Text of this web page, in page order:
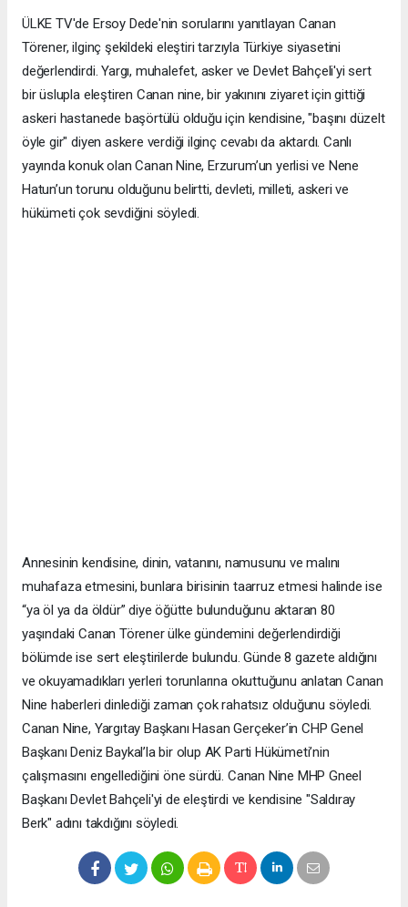
ÜLKE TV'de Ersoy Dede'nin sorularını yanıtlayan Canan
Törener, ilginç şekildeki eleştiri tarzıyla Türkiye siyasetini
değerlendirdi. Yargı, muhalefet, asker ve Devlet Bahçeli'yi sert
bir üslupla eleştiren Canan nine, bir yakınını ziyaret için gittiği
askeri hastanede başörtülü olduğu için kendisine, "başını düzelt
öyle gir" diyen askere verdiği ilginç cevabı da aktardı. Canlı
yayında konuk olan Canan Nine, Erzurum’un yerlisi ve Nene
Hatun’un torunu olduğunu belirtti, devleti, milleti, askeri ve
hükümeti çok sevdiğini söyledi.
Annesinin kendisine, dinin, vatanını, namusunu ve malını
muhafaza etmesini, bunlara birisinin taarruz etmesi halinde ise
“ya öl ya da öldür” diye öğütte bulunduğunu aktaran 80
yaşındaki Canan Törener ülke gündemini değerlendirdiği
bölümde ise sert eleştirilerde bulundu. Günde 8 gazete aldığını
ve okuyamadıkları yerleri torunlarına okuttuğunu anlatan Canan
Nine haberleri dinlediği zaman çok rahatsız olduğunu söyledi.
Canan Nine, Yargıtay Başkanı Hasan Gerçeker’in CHP Genel
Başkanı Deniz Baykal’la bir olup AK Parti Hükümeti’nin
çalışmasını engellediğini öne sürdü. Canan Nine MHP Gneel
Başkanı Devlet Bahçeli'yi de eleştirdi ve kendisine "Saldıray
Berk" adını takdığını söyledi.